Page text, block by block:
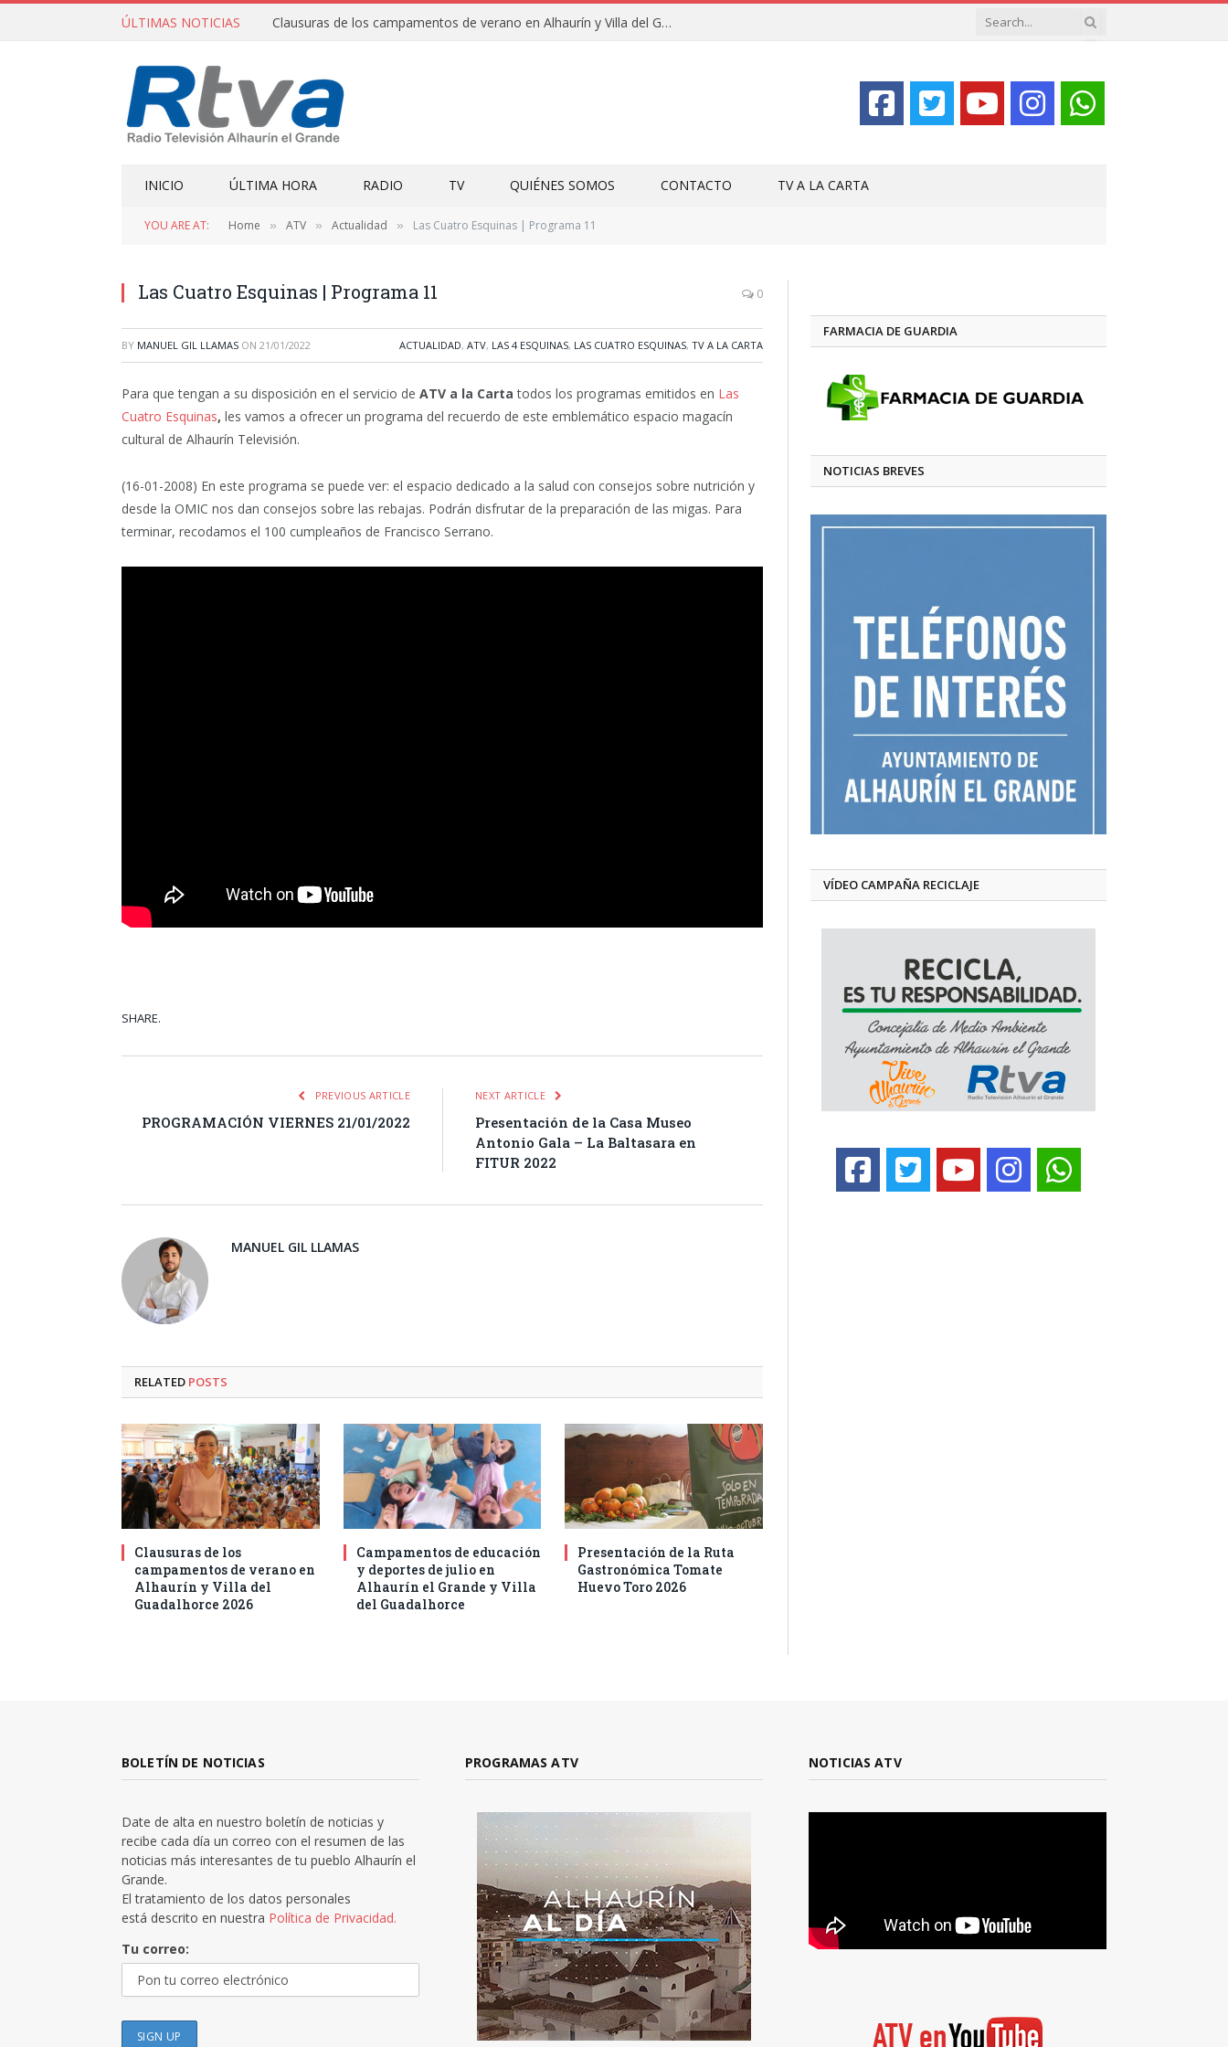
ÚLTIMAS NOTICIAS Clausuras de los campamentos de verano en Alhaurín y Villa del Guadalhorce 2026
INICIO ÚLTIMA HORA RADIO TV QUIÉNES SOMOS CONTACTO TV A LA CARTA
YOU ARE AT: Home » ATV » Actualidad » Las Cuatro Esquinas | Programa 11
Las Cuatro Esquinas | Programa 11 0
BY MANUEL GIL LLAMAS ON 21/01/2022 ACTUALIDAD, ATV, LAS 4 ESQUINAS, LAS CUATRO ESQUINAS, TV A LA CARTA
Para que tengan a su disposición en el servicio de ATV a la Carta todos los programas emitidos en Las
Cuatro Esquinas, les vamos a ofrecer un programa del recuerdo de este emblemático espacio magacín
cultural de Alhaurín Televisión.
(16-01-2008) En este programa se puede ver: el espacio dedicado a la salud con consejos sobre nutrición y
desde la OMIC nos dan consejos sobre las rebajas. Podrán disfrutar de la preparación de las migas. Para
terminar, recodamos el 100 cumpleaños de Francisco Serrano.
SHARE.
PREVIOUS ARTICLE
PROGRAMACIÓN VIERNES 21/01/2022
NEXT ARTICLE
Presentación de la Casa Museo
Antonio Gala – La Baltasara en
FITUR 2022
MANUEL GIL LLAMAS
RELATED POSTS
Clausuras de los
campamentos de verano en
Alhaurín y Villa del
Guadalhorce 2026
Campamentos de educación
y deportes de julio en
Alhaurín el Grande y Villa
del Guadalhorce
Presentación de la Ruta
Gastronómica Tomate
Huevo Toro 2026
FARMACIA DE GUARDIA
NOTICIAS BREVES
VÍDEO CAMPAÑA RECICLAJE
BOLETÍN DE NOTICIAS
Date de alta en nuestro boletín de noticias y
recibe cada día un correo con el resumen de las
noticias más interesantes de tu pueblo Alhaurín el
Grande.
El tratamiento de los datos personales
está descrito en nuestra Política de Privacidad.
Tu correo:
PROGRAMAS ATV NOTICIAS ATV